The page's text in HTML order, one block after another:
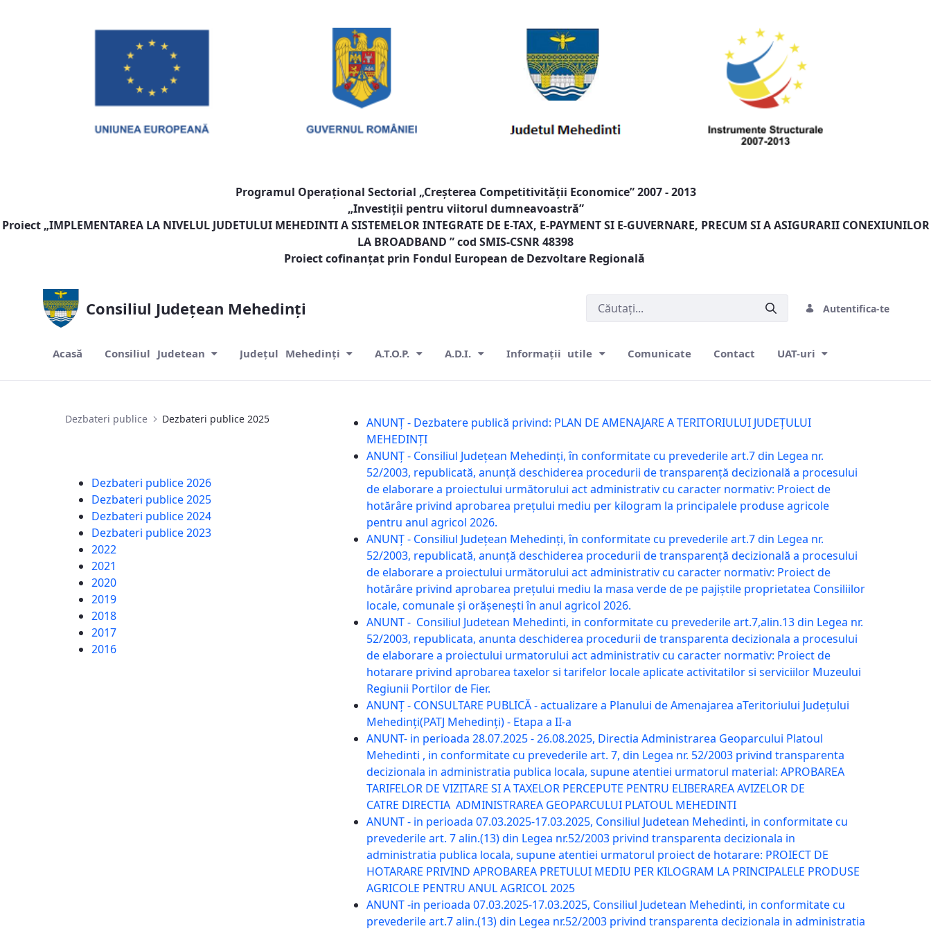
Programul Operaţional Sectorial „Creşterea Competitivităţii Economice” 2007 - 2013
„Investiţii pentru viitorul dumneavoastră”
Proiect „IMPLEMENTAREA LA NIVELUL JUDETULUI MEHEDINTI A SISTEMELOR INTEGRATE DE E-TAX, E-PAYMENT SI E-GUVERNARE, PRECUM SI A ASIGURARII CONEXIUNILOR
LA BROADBAND ” cod SMIS-CSNR 48398
Proiect cofinanţat prin Fondul European de Dezvoltare Regională
Consiliul Județean Mehedinți Autentifica-te
Acasă Consiliul Judetean Județul Mehedinți A.T.O.P. A.D.I. Informații utile Comunicate Contact UAT-uri
Dezbateri publice Dezbateri publice 2025
Dezbateri publice 2026
Dezbateri publice 2025
Dezbateri publice 2024
Dezbateri publice 2023
2022
2021
2020
2019
2018
2017
2016
ANUNȚ - Dezbatere publică privind: PLAN DE AMENAJARE A TERITORIULUI JUDEȚULUI
MEHEDINȚI
ANUNȚ - Consiliul Județean Mehedinți, în conformitate cu prevederile art.7 din Legea nr.
52/2003, republicată, anunță deschiderea procedurii de transparență decizională a procesului
de elaborare a proiectului următorului act administrativ cu caracter normativ: Proiect de
hotărâre privind aprobarea prețului mediu per kilogram la principalele produse agricole
pentru anul agricol 2026.
ANUNȚ - Consiliul Județean Mehedinți, în conformitate cu prevederile art.7 din Legea nr.
52/2003, republicată, anunță deschiderea procedurii de transparență decizională a procesului
de elaborare a proiectului următorului act administrativ cu caracter normativ: Proiect de
hotărâre privind aprobarea prețului mediu la masa verde de pe pajiștile proprietatea Consiliilor
locale, comunale și orășenești în anul agricol 2026.
ANUNT - Consiliul Judetean Mehedinti, in conformitate cu prevederile art.7,alin.13 din Legea nr.
52/2003, republicata, anunta deschiderea procedurii de transparenta decizionala a procesului
de elaborare a proiectului urmatorului act administrativ cu caracter normativ: Proiect de
hotarare privind aprobarea taxelor si tarifelor locale aplicate activitatilor si serviciilor Muzeului
Regiunii Portilor de Fier.
ANUNȚ - CONSULTARE PUBLICĂ - actualizare a Planului de Amenajarea aTeritoriului Județului
Mehedinți(PATJ Mehedinți) - Etapa a II-a
ANUNT- in perioada 28.07.2025 - 26.08.2025, Directia Administrarea Geoparcului Platoul
Mehedinti , in conformitate cu prevederile art. 7, din Legea nr. 52/2003 privind transparenta
decizionala in administratia publica locala, supune atentiei urmatorul material: APROBAREA
TARIFELOR DE VIZITARE SI A TAXELOR PERCEPUTE PENTRU ELIBERAREA AVIZELOR DE
CATRE DIRECTIA ADMINISTRAREA GEOPARCULUI PLATOUL MEHEDINTI
ANUNT - in perioada 07.03.2025-17.03.2025, Consiliul Judetean Mehedinti, in conformitate cu
prevederile art. 7 alin.(13) din Legea nr.52/2003 privind transparenta decizionala in
administratia publica locala, supune atentiei urmatorul proiect de hotarare: PROIECT DE
HOTARARE PRIVIND APROBAREA PRETULUI MEDIU PER KILOGRAM LA PRINCIPALELE PRODUSE
AGRICOLE PENTRU ANUL AGRICOL 2025
ANUNT -in perioada 07.03.2025-17.03.2025, Consiliul Judetean Mehedinti, in conformitate cu
prevederile art.7 alin.(13) din Legea nr.52/2003 privind transparenta decizionala in administratia